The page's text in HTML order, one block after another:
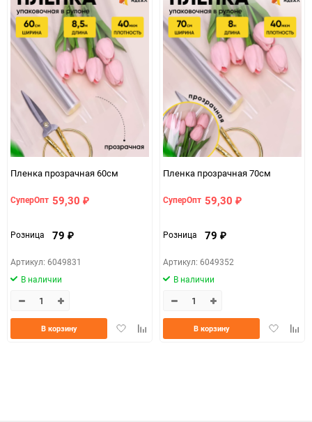
Пленка прозрачная 60см
СуперОпт 59,30 ₽
Розница 79 ₽
Артикул: 6049831
В наличии
ДобавитьДобавить
В корзину
Пленка прозрачная 70см
СуперОпт 59,30 ₽
Розница 79 ₽
Артикул: 6049352
В наличии
Добавить
В корзину